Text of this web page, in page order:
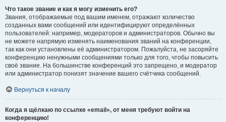
Что такое звание и как я могу изменить его?
Звания, отображаемые под вашим именем, отражают количество
созданных вами сообщений или идентифицируют определённых
пользователей: например, модераторов и администраторов. Обычно вы
не можете напрямую изменять наименования званий на конференции,
так как они установлены её администратором. Пожалуйста, не засоряйте
конференцию ненужными сообщениями только для того, чтобы повысить
своё звание. На большинстве конференций это запрещено, и модератор
или администратор понизят значение вашего счётчика сообщений.
Вернуться к началу
Когда я щёлкаю по ссылке «email», от меня требуют войти на
конференцию!